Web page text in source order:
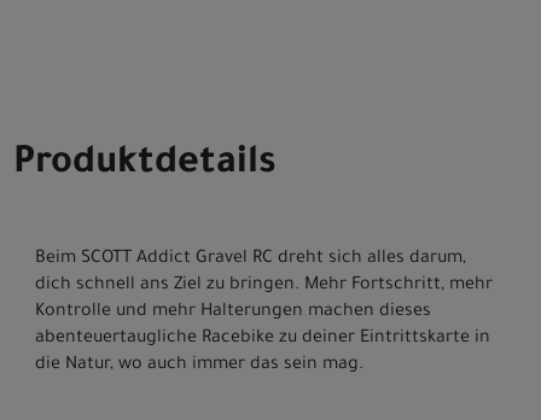
Produktdetails
Beim SCOTT Addict Gravel RC dreht sich alles darum,
dich schnell ans Ziel zu bringen. Mehr Fortschritt, mehr
Kontrolle und mehr Halterungen machen dieses
abenteuertaugliche Racebike zu deiner Eintrittskarte in
die Natur, wo auch immer das sein mag.